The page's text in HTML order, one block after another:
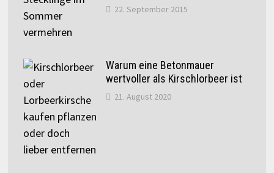
22. September 2015
Warum eine Betonmauer
wertvoller als Kirschlorbeer ist
21. August 2020